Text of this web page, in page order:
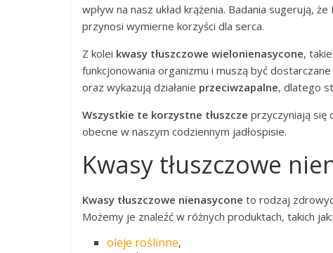
wpływ na nasz układ krążenia. Badania sugerują,
przynosi wymierne korzyści dla serca.
Z kolei kwasy tłuszczowe wielonienasycone,
funkcjonowania organizmu i muszą być
oraz wykazują działanie przeciwzapalne, dlatego
Wszystkie te korzystne tłuszcze przyczyniają się
obecne w naszym codziennym jadłospisie.
Kwasy tłuszczowe
Kwasy tłuszczowe nienasycone to rodzaj
Możemy je znaleźć w różnych produktach, takich jak:
oleje roślinne,